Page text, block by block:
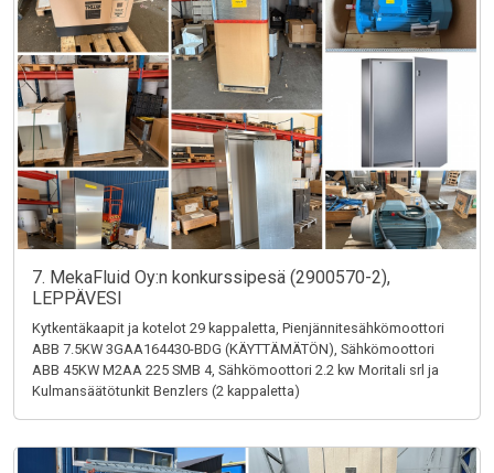
7. MekaFluid Oy:n konkurssipesä (2900570-2),
LEPPÄVESI
Kytkentäkaapit ja kotelot 29 kappaletta, Pienjännitesähkömoottori
ABB 7.5KW 3GAA164430-BDG (KÄYTTÄMÄTÖN), Sähkömoottori
ABB 45KW M2AA 225 SMB 4, Sähkömoottori 2.2 kw Moritali srl ja
Kulmansäätötunkit Benzlers (2 kappaletta)